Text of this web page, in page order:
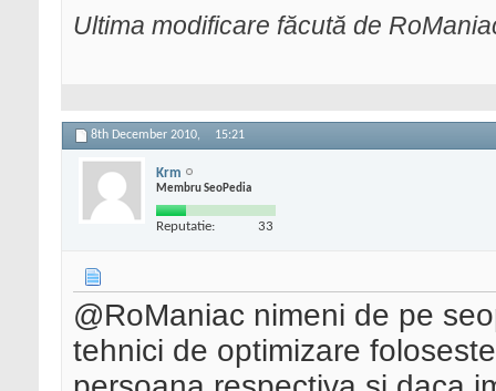
Ultima modificare făcută de
8th December 2010, 15:21
Krm
Membru SeoPedia
Reputatie: 33
@RoManiac nimeni de pe
tehnici de optimizare